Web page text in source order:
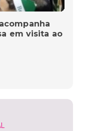
em visita ao